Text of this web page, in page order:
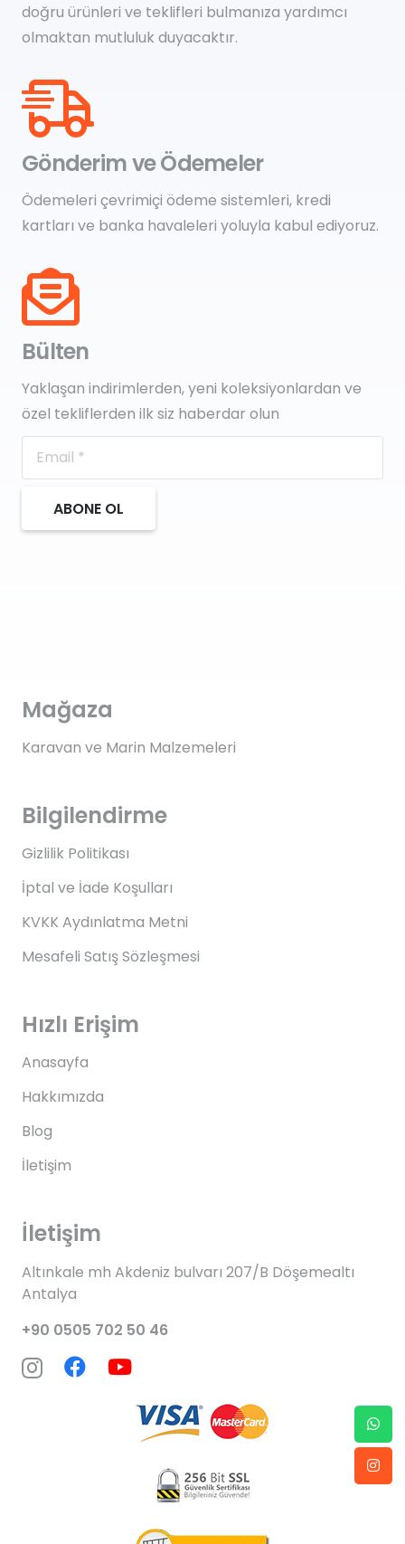
doğru ürünleri ve teklifleri bulmanıza yardımcı
olmaktan mutluluk duyacaktır.
Gönderim ve Ödemeler
Ödemeleri çevrimiçi ödeme sistemleri, kredi
kartları ve banka havaleleri yoluyla kabul ediyoruz.
Bülten
Yaklaşan indirimlerden, yeni koleksiyonlardan ve
özel tekliflerden ilk siz haberdar olun
ABONE OL
Mağaza
Karavan ve Marin Malzemeleri
Bilgilendirme
Gizlilik Politikası
İptal ve İade Koşulları
KVKK Aydınlatma Metni
Mesafeli Satış Sözleşmesi
Hızlı Erişim
Anasayfa
Hakkımızda
Blog
İletişim
İletişim
Altınkale mh Akdeniz bulvarı 207/B Döşemealtı
Antalya
+90 0505 702 50 46